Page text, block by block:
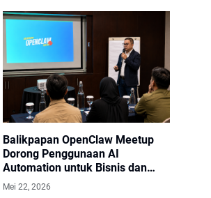
Balikpapan OpenClaw Meetup
Dorong Penggunaan AI
Automation untuk Bisnis dan
Industri
Mei 22, 2026